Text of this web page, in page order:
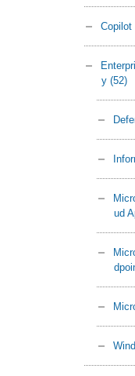
Copilot
y (52)
ud